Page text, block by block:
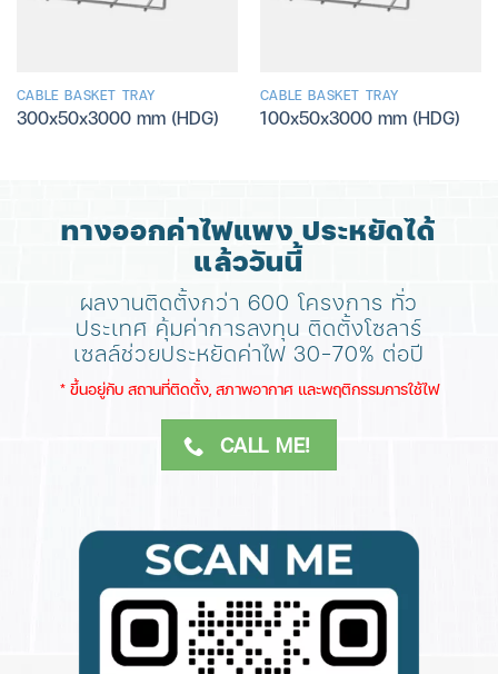
CABLE BASKET TRAY
300x50x3000 mm (HDG)
CABLE BASKET TRAY
100x50x3000 mm (HDG)
ทางออกค่าไฟแพง ประหยัดได้
แล้ววันนี้
ผลงานติดตั้งกว่า 600 โครงการ ทั่ว
ประเทศ คุ้มค่าการลงทุน ติดตั้งโซลาร์
เซลล์ช่วยประหยัดค่าไฟ 30-70% ต่อปี
​* ขึ้นอยู่กับ สถานที่ติดตั้ง, สภาพอากาศ​ และพฤติกรรมการใช้ไฟ
CALL ME!